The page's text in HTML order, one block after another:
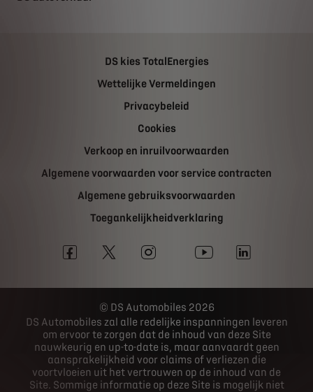
DS kies TotalEnergies
Wettelijke Vermeldingen
Privacybeleid
Cookies
Verkoop en inruilvoorwaarden
Algemene voorwaarden voor service contracten
Algemene gebruiksvoorwaarden
Toegankelijkheidverklaring
DS Automobiles 2026
DS Automobiles zal alle redelijke inspanningen leveren
om ervoor te zorgen dat de inhoud van deze Site
nauwkeurig en up-to-date is, maar aanvaardt geen
aansprakelijkheid voor claims of verliezen die
voortvloeien uit het vertrouwen op de inhoud van de
Site. Sommige informatie op deze Site is mogelijk niet